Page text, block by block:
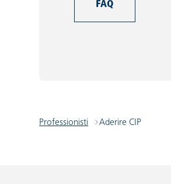
FAQ
Professionisti Aderire CIP